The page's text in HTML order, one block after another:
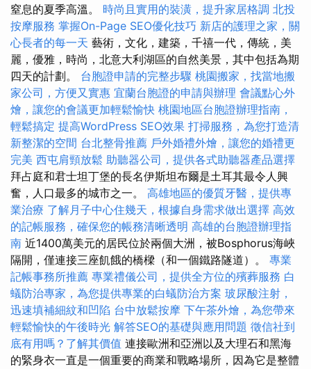
窒息的夏季高溫。 時尚且實用的裝潢，提升家居格調 北投
按摩服務 掌握On-Page SEO優化技巧 新店的護理之家，關
心長者的每一天 藝術，文化，建築，千禧一代，傳統，美
麗，優雅，時尚，北意大利湖區的自然美景，其中包括為期
四天的計劃。 台胞證申請的完整步驟 桃園搬家，找當地搬
家公司，方便又實惠 宜蘭台胞證的申請與辦理 會議點心外
燴，讓您的會議更加輕鬆愉快 桃園地區台胞證辦理指南，
輕鬆搞定 提高WordPress SEO效果 打掃服務，為您打造清
新整潔的空間 台北整骨推薦 戶外婚禮外燴，讓您的婚禮更
完美 西屯肩頸放鬆 助聽器公司，提供各式助聽器產品選擇
拜占庭和君士坦丁堡的長名伊斯坦布爾是土耳其最令人興
奮，人口最多的城市之一。 高雄地區的優質牙醫，提供專
業治療 了解月子中心住幾天，根據自身需求做出選擇 高效
的記帳服務，確保您的帳務清晰透明 高雄的台胞證辦理指
南 近1400萬美元的居民位於兩個大洲，被Bosphorus海峽
隔開，僅連接三座飢餓的橋樑（和一個鐵路隧道）。 專業
記帳事務所推薦 專業禮儀公司，提供全方位的殯葬服務 白
蟻防治專家，為您提供專業的白蟻防治方案 玻尿酸注射，
迅速填補細紋和凹陷 台中放鬆按摩 下午茶外燴，為您帶來
輕鬆愉快的午後時光 解答SEO的基礎與應用問題 徵信社到
底有用嗎？了解其價值 連接歐洲和亞洲以及大理石和黑海
的緊身衣一直是一個重要的商業和戰略場所，因為它是整體